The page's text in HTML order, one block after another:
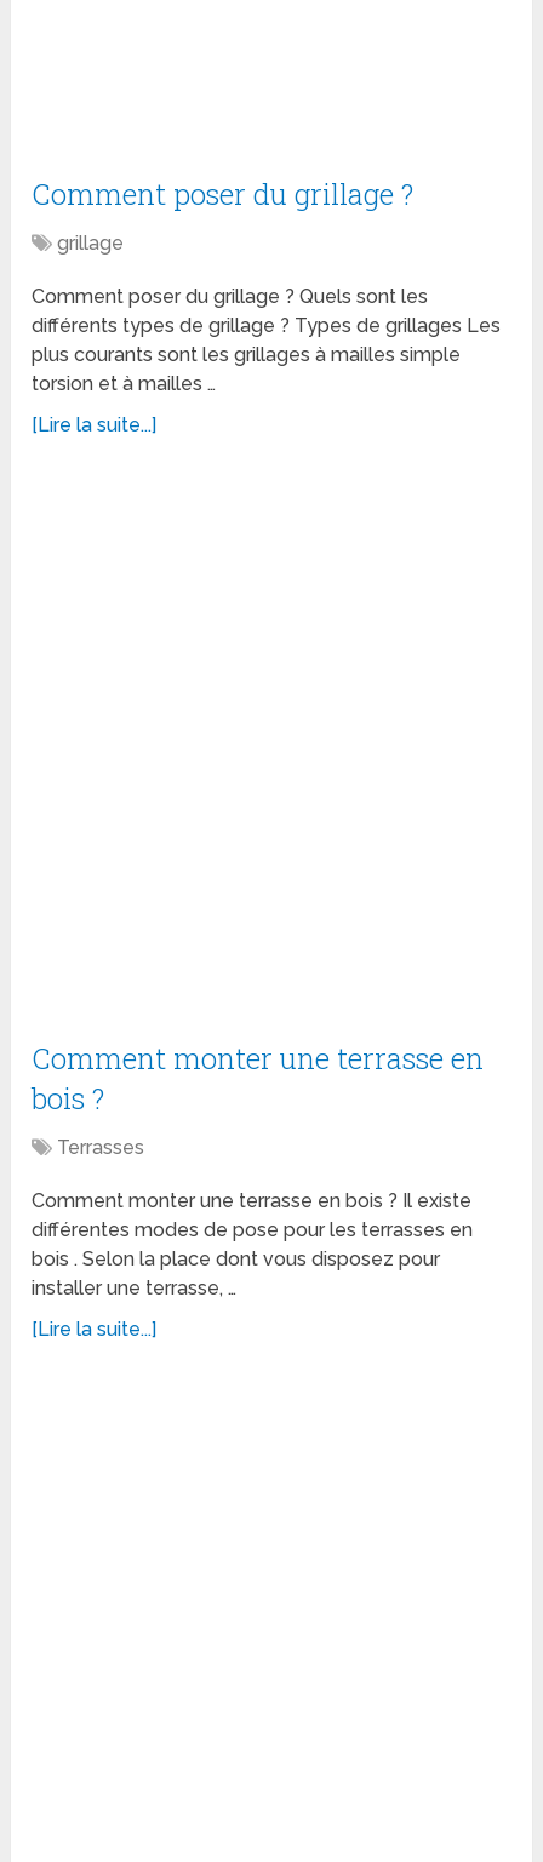
Comment poser du grillage ?
grillage
Comment poser du grillage ? Quels sont les
différents types de grillage ? Types de grillages Les
plus courants sont les grillages à mailles simple
torsion et à mailles …
[Lire la suite...]
Comment monter une terrasse en
bois ?
Terrasses
Comment monter une terrasse en bois ? Il existe
différentes modes de pose pour les terrasses en
bois . Selon la place dont vous disposez pour
installer une terrasse, …
[Lire la suite...]